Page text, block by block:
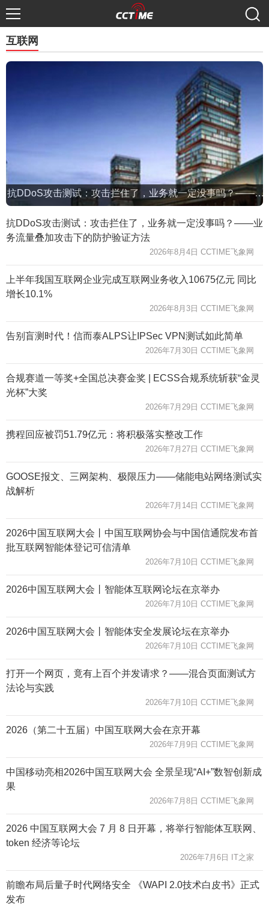
互联网
抗DDoS攻击测试：攻击拦住了，业务就一定没事吗？——业务流量叠加攻击下的防护验证方法
抗DDoS攻击测试：攻击拦住了，业务就一定没事吗？——业
务流量叠加攻击下的防护验证方法
2026年8月4日 CCTIME飞象网
上半年我国互联网企业完成互联网业务收入10675亿元 同比
增长10.1%
2026年8月3日 CCTIME飞象网
告别盲测时代！信而泰ALPS让IPSec VPN测试如此简单
2026年7月30日 CCTIME飞象网
合规赛道一等奖+全国总决赛金奖 | ECSS合规系统斩获“金灵
光杯”大奖
2026年7月29日 CCTIME飞象网
携程回应被罚51.79亿元：将积极落实整改工作
2026年7月27日 CCTIME飞象网
GOOSE报文、三网架构、极限压力——储能电站网络测试实
战解析
2026年7月14日 CCTIME飞象网
2026中国互联网大会丨中国互联网协会与中国信通院发布首
批互联网智能体登记可信清单
2026年7月10日 CCTIME飞象网
2026中国互联网大会丨智能体互联网论坛在京举办
2026年7月10日 CCTIME飞象网
2026中国互联网大会丨智能体安全发展论坛在京举办
2026年7月10日 CCTIME飞象网
打开一个网页，竟有上百个并发请求？——混合页面测试方
法论与实践
2026年7月10日 CCTIME飞象网
2026（第二十五届）中国互联网大会在京开幕
2026年7月9日 CCTIME飞象网
中国移动亮相2026中国互联网大会 全景呈现“AI+”数智创新成
果
2026年7月8日 CCTIME飞象网
2026 中国互联网大会 7 月 8 日开幕，将举行智能体互联网、
token 经济等论坛
2026年7月6日 IT之家
前瞻布局后量子时代网络安全 《WAPI 2.0技术白皮书》正式
发布